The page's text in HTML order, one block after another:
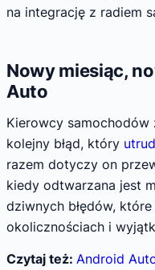
na integrację z radiem
Nowy miesiąc,
Auto
Kierowcy samochodów
kolejny błąd, który
razem dotyczy on
kiedy odtwarzana jest
dziwnych błędów,
okolicznościach i
Czytaj też: Android